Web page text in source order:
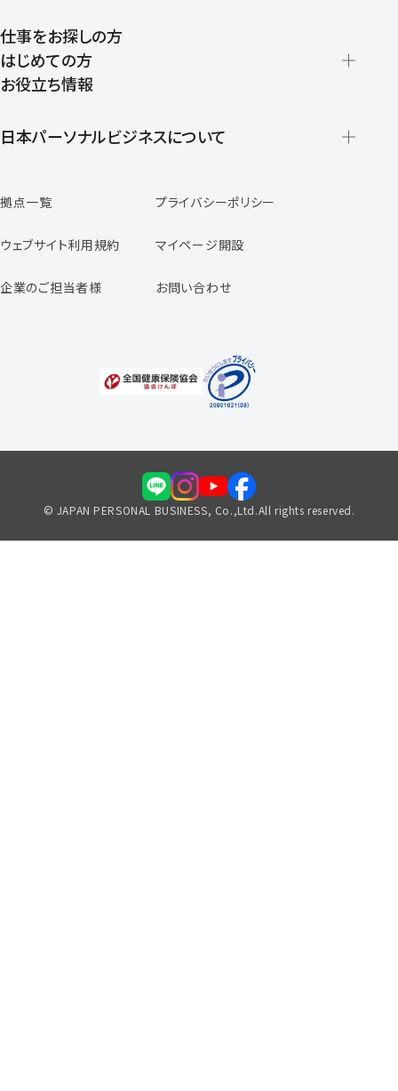
仕事をお探しの方
はじめての方
登録から就業開始までの流れ
お役立ち情報
日本パーソナルビジネスについて
スタッフの声
専任コンサルタントの声
福利厚生のご案内
拠点一覧 プライバシーポリシー
ウェブサイト利用規約 マイページ開設
企業のご担当者様 お問い合わせ
© JAPAN PERSONAL BUSINESS, Co.,Ltd.All rights reserved.